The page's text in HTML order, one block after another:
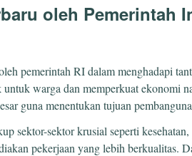
oleh Pemerintah
pemerintah RI dalam menghadapi
warga dan memperkuat ekonomi
guna menentukan tujuan
sektor-sektor krusial seperti
pekerjaan yang lebih berkualitas.